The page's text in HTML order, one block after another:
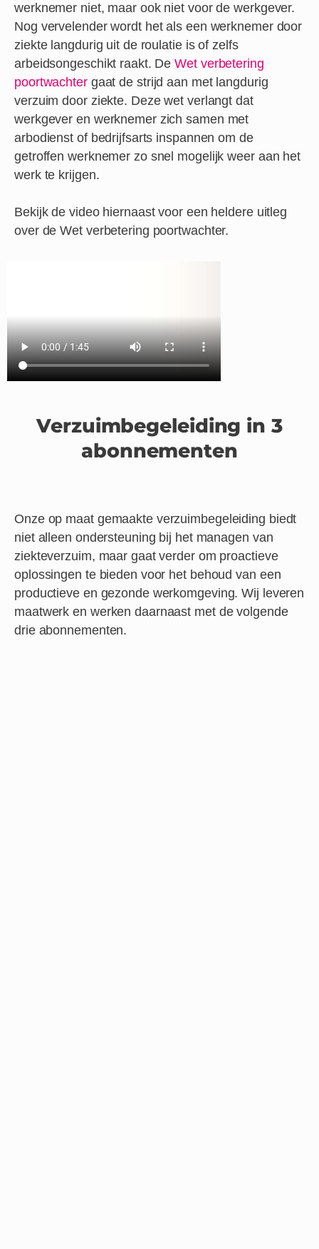
werknemer niet, maar ook niet voor de werkgever.
Nog vervelender wordt het als een werknemer door
ziekte langdurig uit de roulatie is of zelfs
arbeidsongeschikt raakt. DeWet verbetering
poortwachtergaat de strijd aan met langdurig
verzuim door ziekte. Deze wet verlangt dat
werkgever en werknemer zich samen met
arbodienst of bedrijfsarts inspannen om de
getroffen werknemer zo snel mogelijk weer aan het
werk te krijgen.
Bekijk de video hiernaast voor een heldere uitleg
over de Wet verbetering poortwachter.
Verzuimbegeleiding in 3
abonnementen
Onze op maat gemaakte verzuimbegeleiding biedt
niet alleen ondersteuning bij het managen van
ziekteverzuim, maar gaat verder om proactieve
oplossingen te bieden voor het behoud van een
productieve en gezonde werkomgeving. Wij leveren
maatwerk en werken daarnaast met de volgende
drie abonnementen.